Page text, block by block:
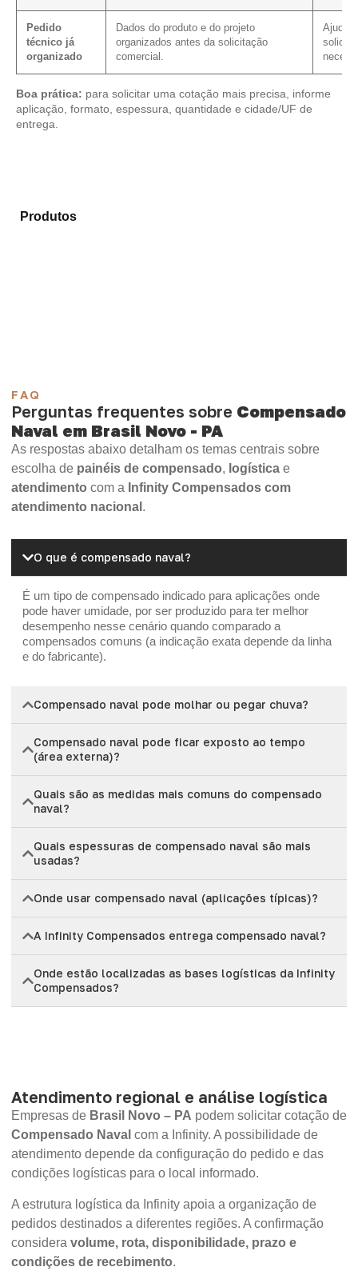
Pedido
técnico já
organizado
Dados do produto e do projeto
organizados antes da solicitação
comercial.
Ajuda
Boa prática: para solicitar uma cotação mais precisa, informe
aplicação, formato, espessura, quantidade e cidade/UF de
entrega.
Produtos
FAQ
Perguntas frequentes sobre Compensado
Naval em Brasil Novo - PA
As respostas abaixo detalham os temas centrais sobre
escolha de painéis de compensado, logística e
atendimento com a Infinity Compensados com
atendimento nacional .
O que é compensado naval?
É um tipo de compensado indicado para aplicações onde
pode haver umidade, por ser produzido para ter melhor
desempenho nesse cenário quando comparado a
compensados comuns (a indicação exata depende da linha
e do fabricante).
Compensado naval pode molhar ou pegar chuva?
Compensado naval pode ficar exposto ao tempo
(área externa)?
Quais são as medidas mais comuns do compensado
naval?
Quais espessuras de compensado naval são mais
usadas?
Onde usar compensado naval (aplicações típicas)?
A Infinity Compensados entrega compensado naval?
Onde estão localizadas as bases logísticas da Infinity
Compensados?
Atendimento regional e análise logística
Empresas de Brasil Novo – PA podem solicitar cotação de
Compensado Naval com a Infinity. A possibilidade de
atendimento depende da configuração do pedido e das
condições logísticas para o local informado.
A estrutura logística da Infinity apoia a organização de
pedidos destinados a diferentes regiões. A confirmação
considera volume, rota, disponibilidade, prazo e
condições de recebimento.